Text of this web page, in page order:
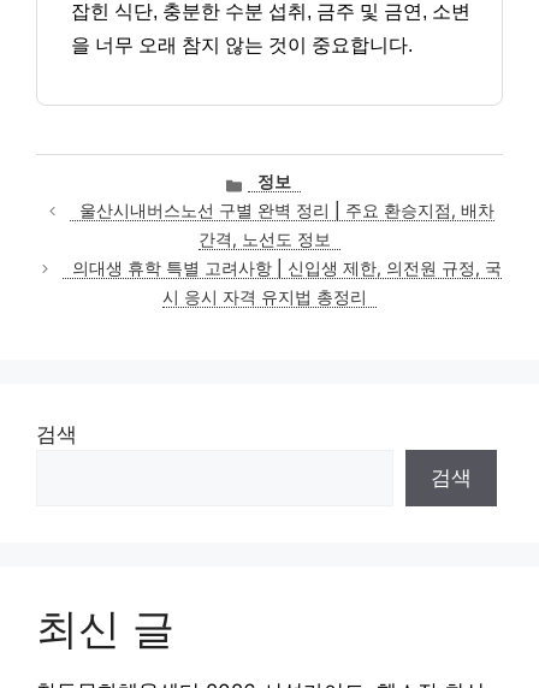
잡힌 식단, 충분한 수분 섭취, 금주 및 금연, 소변
을 너무 오래 참지 않는 것이 중요합니다.
카
테
고
리
정보
울산시내버스노선 구별 완벽 정리 | 주요 환승지점, 배차
간격, 노선도 정보
의대생 휴학 특별 고려사항 | 신입생 제한, 의전원 규정, 국
시 응시 자격 유지법 총정리
검색
검색
최신 글